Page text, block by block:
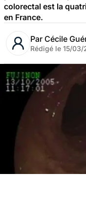
colorectal est la
en France.
Par Cécile
Rédigé le 15/03/